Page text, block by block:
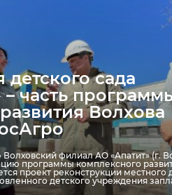
сада
часть
Волхова
филиал АО «Апатит» (г.
программы комплексного
проект реконструкции местного
детского учреждения